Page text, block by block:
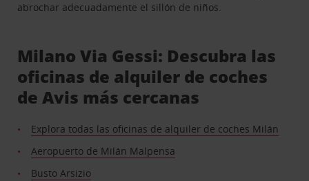
abrochar adecuadamente el sillón de niños.
Milano Via Gessi: Descubra las
oficinas de alquiler de coches
de Avis más cercanas
Explora todas las oficinas de alquiler de coches Milán
Aeropuerto de Milán Malpensa
Busto Arsizio